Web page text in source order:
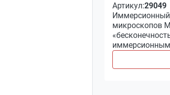
Артикул:29049
Иммерсионный
микроскопов